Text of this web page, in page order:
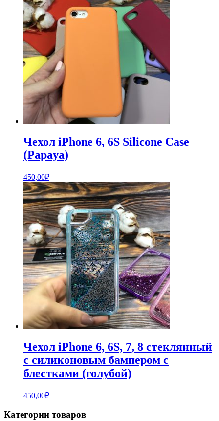
Чехол iPhone 6, 6S Silicone Case
(Papaya)
450,00₽
Чехол iPhone 6, 6S, 7, 8 стеклянный
с силиконовым бампером с
блестками (голубой)
450,00₽
Категории товаров